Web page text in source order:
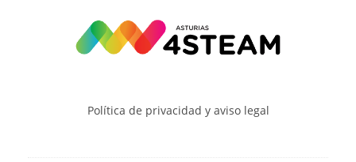
Política de privacidad y aviso legal